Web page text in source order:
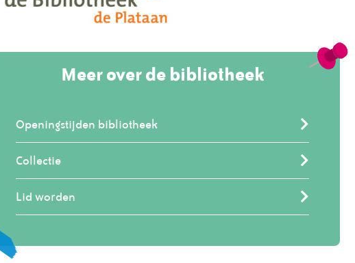
Meer over de bibliotheek
Openingstijden bibliotheek
Collectie
Lid worden